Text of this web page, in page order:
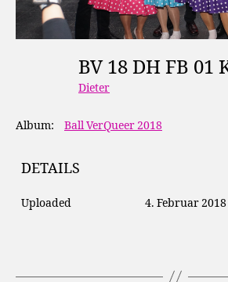
BV 18 DH FB 01
Dieter
Album: Ball VerQueer 2018
DETAILS
Uploaded 4. Februar 2018